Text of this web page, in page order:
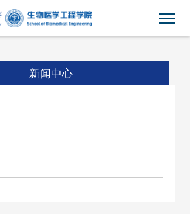
新闻中心